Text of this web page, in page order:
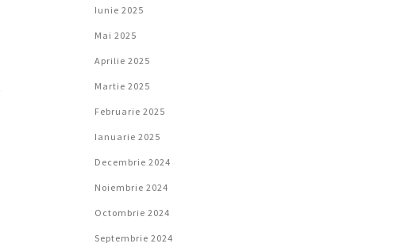
Iunie 2025
Mai 2025
Aprilie 2025
Martie 2025
Februarie 2025
Ianuarie 2025
Decembrie 2024
Noiembrie 2024
Octombrie 2024
Septembrie 2024